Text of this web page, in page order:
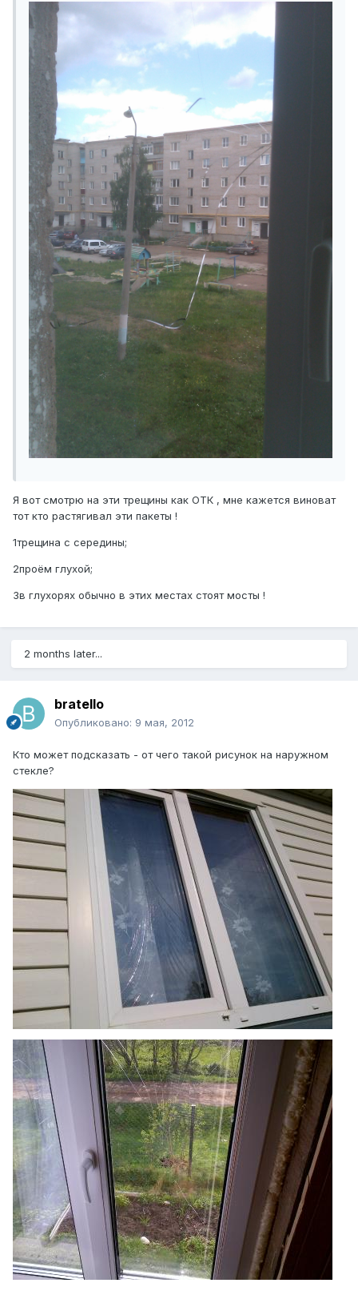
Я вот смотрю на эти трещины как ОТК , мне кажется виноват
тот кто растягивал эти пакеты !
1трещина с середины;
2проём глухой;
3в глухорях обычно в этих местах стоят мосты !
2 months later...
bratello
Опубликовано: 9 мая, 2012
Кто может подсказать - от чего такой рисунок на наружном
стекле?